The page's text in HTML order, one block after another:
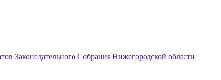
Законодательного Собрания Нижегородской области